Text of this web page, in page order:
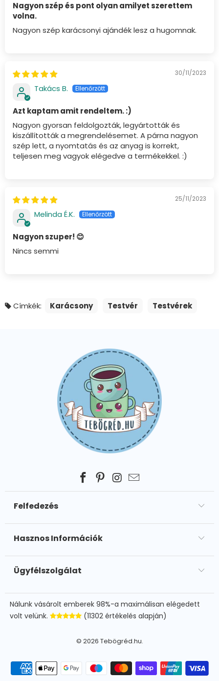
Nagyon szép és pont olyan amilyet szerettem
volna.
Nagyon szép karácsonyi ajándék lesz a hugomnak.
30/11/2023
Takács B.
Azt kaptam amit rendeltem. :)
Nagyon gyorsan feldolgozták, legyártották és
kiszállították a megrendelésemet. A párna nagyon
szép lett, a nyomtatás és az anyag is korrekt,
teljesen meg vagyok elégedve a termékekkel. :)
25/11/2023
Melinda É.K.
Nagyon szuper! 😊
Nincs semmi
Címkék: Karácsony Testvér Testvérek
Felfedezés
Hasznos Információk
Ügyfélszolgálat
Nálunk vásárolt emberek 98%-a maximálisan elégedett
volt velünk.
(11302 értékelés alapján)
© 2026 Tebögréd.hu.